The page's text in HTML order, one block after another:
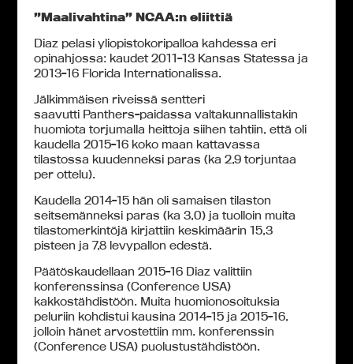
”Maalivahtina” NCAA:n eliittiä
Diaz pelasi yliopistokoripalloa kahdessa eri
opinahjossa: kaudet 2011-13 Kansas Statessa ja
2013-16 Florida Internationalissa.
Jälkimmäisen riveissä sentteri
saavutti Panthers-paidassa valtakunnallistakin
huomiota torjumalla heittoja siihen tahtiin, että oli
kaudella 2015-16 koko maan kattavassa
tilastossa kuudenneksi paras (ka 2,9 torjuntaa
per ottelu).
Kaudella 2014-15 hän oli samaisen tilaston
seitsemänneksi paras (ka 3,0) ja tuolloin muita
tilastomerkintöjä kirjattiin keskimäärin 15,3
pisteen ja 7,8 levypallon edestä.
Päätöskaudellaan 2015-16 Diaz valittiin
konferenssinsa (Conference USA)
kakkostähdistöön. Muita huomionosoituksia
peluriin kohdistui kausina 2014-15 ja 2015-16,
jolloin hänet arvostettiin mm. konferenssin
(Conference USA) puolustustähdistöön.